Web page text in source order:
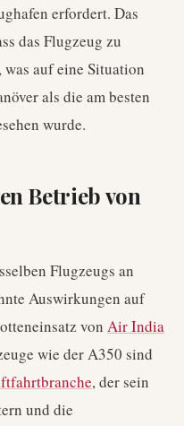
erfordert. Das
das Flugzeug zu
auf eine Situation
als die am besten
wurde.
Betrieb von
Flugzeugs an
Auswirkungen auf
von Air India
wie der A350 sind
, der sein
und die